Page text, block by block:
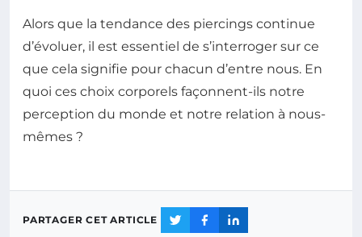
Alors que la tendance des piercings continue
d’évoluer, il est essentiel de s’interroger sur ce
que cela signifie pour chacun d’entre nous. En
quoi ces choix corporels façonnent-ils notre
perception du monde et notre relation à nous-
mêmes ?
PARTAGER CET ARTICLE